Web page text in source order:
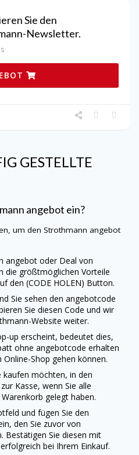
Sie den
Newsletter.
GESTELLTE
angebot ein?
um den Strothmann angebot
angebot oder Deal von
die größtmöglichen Vorteile
den (CODE HOLEN) Button.
Sie sehen den angebotcode
Sie diesen Code und wir
Website weiter.
up erscheint, bedeutet dies,
ohne angebotcode erhalten
Shop gehen können.
kaufen möchten, in den
Kasse, wenn Sie alle
gelegt haben.
und fügen Sie den
den Sie zuvor von
Bestätigen Sie diesen mit
bei Ihrem Einkauf.